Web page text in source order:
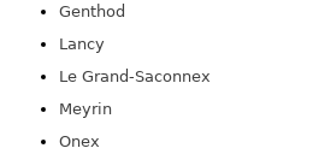
Genthod
Lancy
Le Grand-Saconnex
Meyrin
Onex